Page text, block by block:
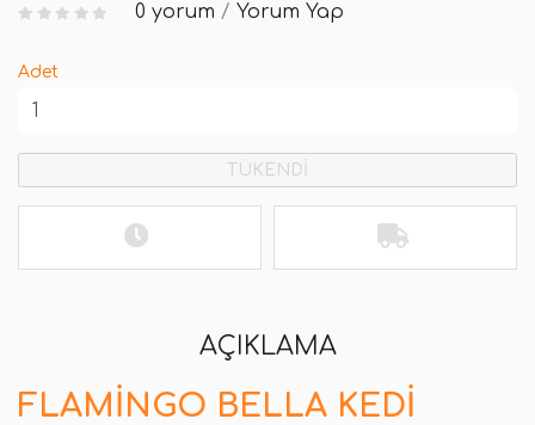
0 yorum / Yorum Yap
Adet
TÜKENDİ
AÇIKLAMA
FLAMINGO BELLA KEDI